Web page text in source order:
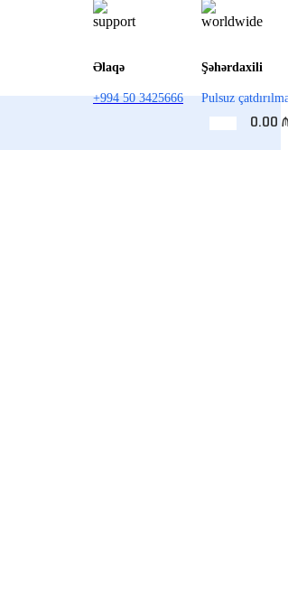
Əlaqə
+994 50 3425666
Şəhərdaxili
Pulsuz
0.00